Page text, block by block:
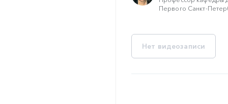
Первого Санкт-
Нет видеозаписи